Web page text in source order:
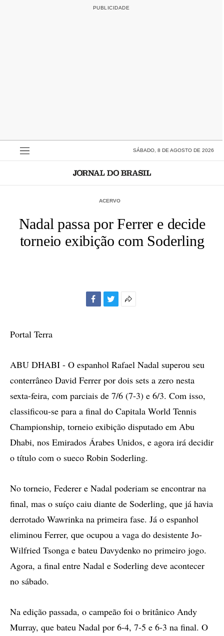
SÁBADO, 8 DE AGOSTO DE 2026
ACERVO
Nadal passa por Ferrer e decide
torneio exibição com Soderling
Portal Terra
ABU DHABI - O espanhol Rafael Nadal superou seu
conterrâneo David Ferrer por dois sets a zero nesta
sexta-feira, com parciais de 7/6 (7-3) e 6/3. Com isso,
classificou-se para a final do Capitala World Tennis
Championship, torneio exibição disputado em Abu
Dhabi, nos Emirados Árabes Unidos, e agora irá decidir
o título com o sueco Robin Soderling.
No torneio, Federer e Nadal poderiam se encontrar na
final, mas o suíço caiu diante de Soderling, que já havia
derrotado Wawrinka na primeira fase. Já o espanhol
eliminou Ferrer, que ocupou a vaga do desistente Jo-
Wilfried Tsonga e bateu Davydenko no primeiro jogo.
Agora, a final entre Nadal e Soderling deve acontecer
no sábado.
Na edição passada, o campeão foi o britânico Andy
Murray, que bateu Nadal por 6-4, 7-5 e 6-3 na final. O